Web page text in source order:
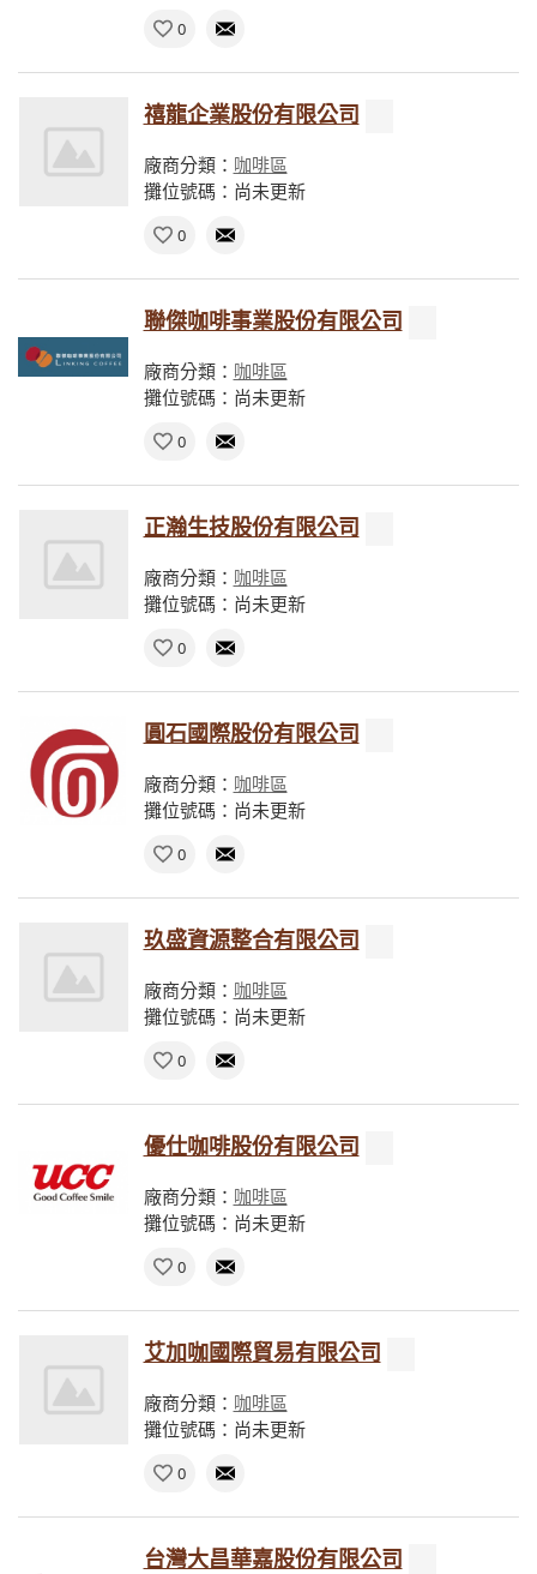
0
禧龍企業股份有限公司
廠商分類： 咖啡區
攤位號碼：尚未更新
0
聯傑咖啡事業股份有限公司
廠商分類： 咖啡區
攤位號碼：尚未更新
0
正瀚生技股份有限公司
廠商分類： 咖啡區
攤位號碼：尚未更新
0
圓石國際股份有限公司
廠商分類： 咖啡區
攤位號碼：尚未更新
0
玖盛資源整合有限公司
廠商分類： 咖啡區
攤位號碼：尚未更新
0
優仕咖啡股份有限公司
廠商分類： 咖啡區
攤位號碼：尚未更新
0
艾加咖國際貿易有限公司
廠商分類： 咖啡區
攤位號碼：尚未更新
0
台灣大昌華嘉股份有限公司